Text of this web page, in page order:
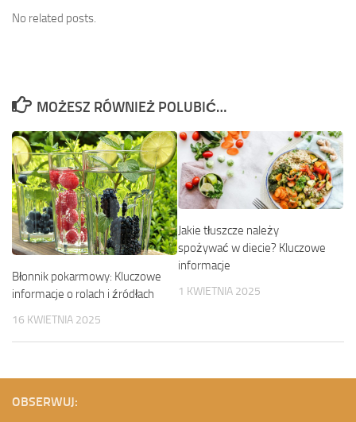
No related posts.
MOŻESZ RÓWNIEŻ POLUBIĆ…
Błonnik pokarmowy: Kluczowe
informacje o rolach i źródłach
16 KWIETNIA 2025
Jakie tłuszcze należy
spożywać w diecie? Kluczowe
informacje
1 KWIETNIA 2025
OBSERWUJ: